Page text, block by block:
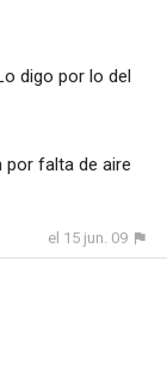
digo por lo del
por falta de aire
el 15 jun. 09